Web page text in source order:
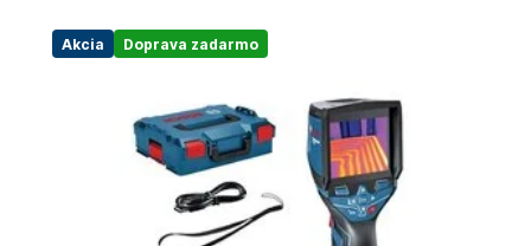
Akcia Doprava zadarmo